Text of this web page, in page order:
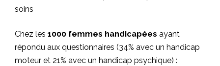
soins
Chez les 1000 femmes handicapées ayant
répondu aux questionnaires (34% avec un handicap
moteur et 21% avec un handicap psychique) :